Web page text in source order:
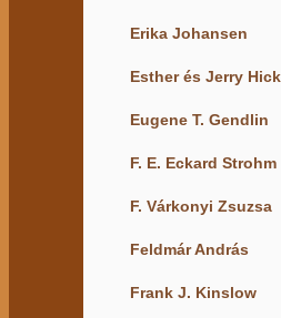
Erika Johansen
Esther és Jerry
Eugene T. Gendlin
F. E. Eckard Strohm
F. Várkonyi Zsuzsa
Feldmár András
Frank J. Kinslow